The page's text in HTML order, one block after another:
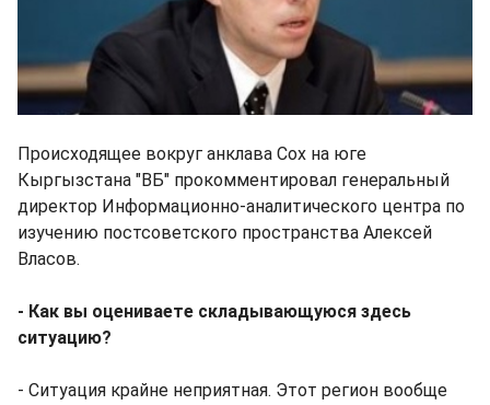
Происходящее вокруг анклава Сох на юге
Кыргызстана "ВБ" прокомментировал генеральный
директор Информационно-аналитического центра по
изучению постсоветского пространства Алексей
Власов.
- Как вы оцениваете складывающуюся здесь
ситуацию?
- Ситуация крайне неприятная. Этот регион вообще